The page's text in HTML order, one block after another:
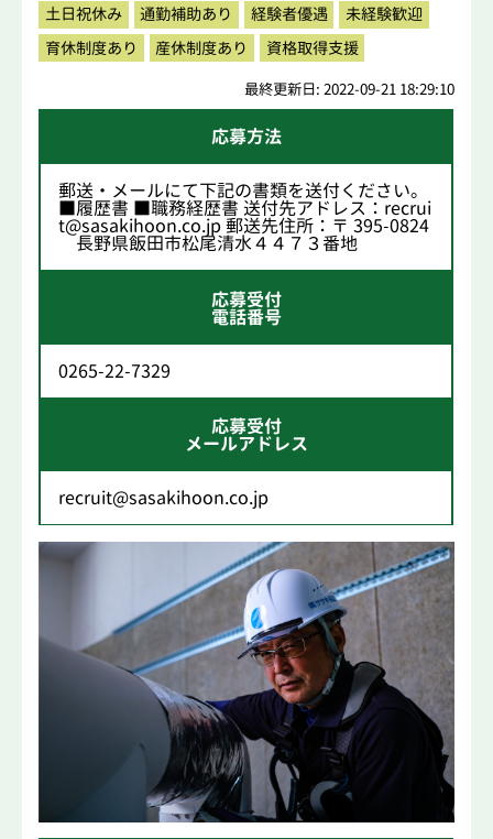
土日祝休み 通勤補助あり 経験者優遇
未経験歓迎
育休制度あり
産休制度あり 資格取得支援
最終更新日: 2022-09-21 18:29:10
応募方法
郵送・メールにて下記の書類を送付ください。
■履歴書 ■職務経歴書 送付先アドレス：recrui
t@sasakihoon.co.jp 郵送先住所：〒 395-0824
長野県飯田市松尾清水４４７３番地
応募受付
電話番号
0265-22-7329
応募受付
メールアドレス
recruit@sasakihoon.co.jp